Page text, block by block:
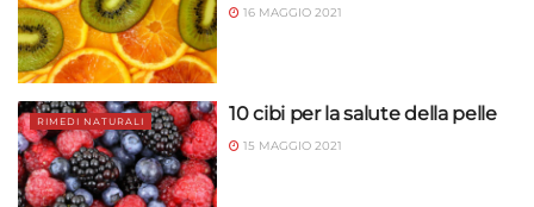
16 MAGGIO 2021
RIMEDI NATURALI 10 cibi per la salute della pelle
15 MAGGIO 2021